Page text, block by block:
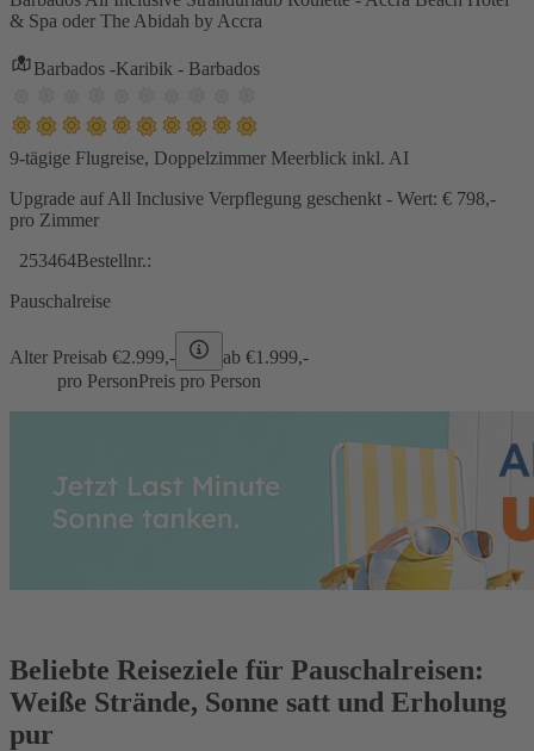
& Spa oder The Abidah by Accra
Barbados -Karibik - Barbados
9-tägige Flugreise, Doppelzimmer Meerblick inkl. AI
Upgrade auf All Inclusive Verpflegung geschenkt - Wert: € 798,-
pro Zimmer
253464Bestellnr.:
Pauschalreise
Alter Preisab €2.999,- ab €1.999,-
pro PersonPreis pro Person
Beliebte Reiseziele für Pauschalreisen:
Weiße Strände, Sonne satt und Erholung
pur